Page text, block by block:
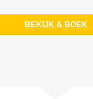
BEKIJK & BOEK